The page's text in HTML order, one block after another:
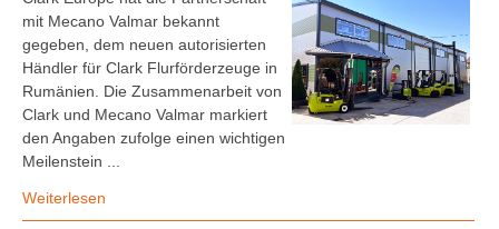
mit Mecano Valmar bekannt
gegeben, dem neuen autorisierten
Händler für Clark Flurförderzeuge in
Rumänien. Die Zusammenarbeit von
Clark und Mecano Valmar markiert
den Angaben zufolge einen wichtigen
Meilenstein ...
Weiterlesen